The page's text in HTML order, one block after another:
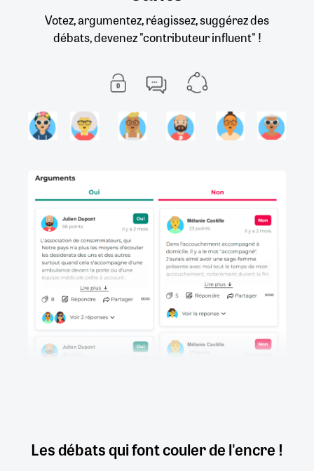
Votez, argumentez, réagissez, suggérez des
débats, devenez "contributeur influent" !
Les débats qui font couler de l'encre !